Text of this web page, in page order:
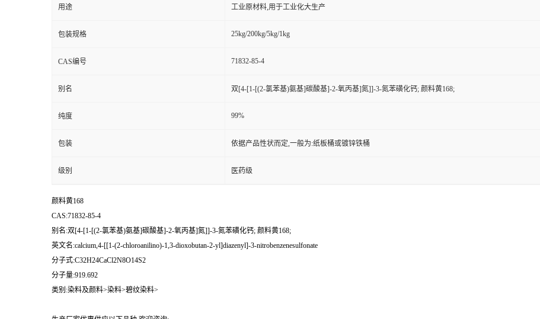
用途 工业原材料,用于工业化大生产
包装规格 25kg/200kg/5kg/1kg
CAS编号 71832-85-4
别名 双[4-[1-[(2-氯苯基)氨基]碳酸基]-2-氧丙基]氮]]-3-氮苯磺化钙; 颜料黄168;
纯度 99%
包装 依据产品性状而定,一般为:纸板桶或镀锌铁桶
级别 医药级
颜料黄168
CAS:71832-85-4
别名:双[4-[1-[(2-氯苯基)氨基]碳酸基]-2-氧丙基]氮]]-3-氮苯磺化钙; 颜料黄168;
英文名:calcium,4-[[1-(2-chloroanilino)-1,3-dioxobutan-2-yl]diazenyl]-3-nitrobenzenesulfonate
分子式:C32H24CaCl2N8O14S2
分子量:919.692
类别:染料及颜料>染料>碧纹染料>